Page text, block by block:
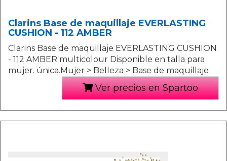
Clarins Base de maquillaje EVERLASTING
CUSHION - 112 AMBER
Clarins Base de maquillaje EVERLASTING CUSHION
- 112 AMBER multicolour Disponible en talla para
mujer. única.Mujer > Belleza > Base de maquillaje
Ver precios en Spartoo